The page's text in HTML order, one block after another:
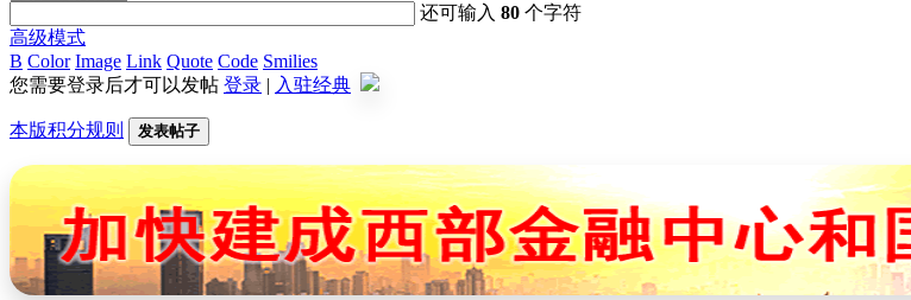
还可输入80 个字符
高级模式
B Color Image Link Quote Code Smilies
您需要登录后才可以发帖 登录 | 入驻经典
本版积分规则 发表帖子